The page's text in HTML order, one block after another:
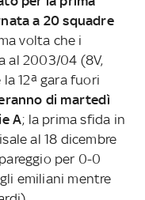
a 20 squadre
volta che i
al 2003/04 (8V,
12ª gara fuori
di martedì
A; la prima sfida in
al 18 dicembre
per 0-0
emiliani mentre